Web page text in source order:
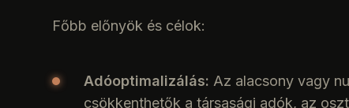
Főbb előnyök és célok:
Adóoptimalizálás: Az alacsony vagy
csökkenthetők a társasági adók, az